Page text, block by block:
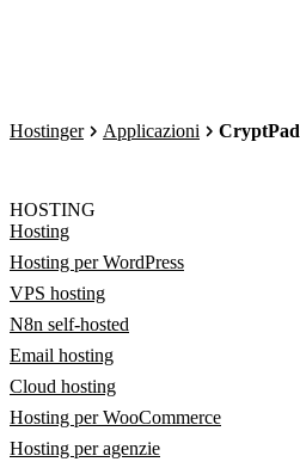
Hostinger Applicazioni CryptPad
HOSTING
Hosting
Hosting per WordPress
VPS hosting
N8n self-hosted
Email hosting
Cloud hosting
Hosting per WooCommerce
Hosting per agenzie